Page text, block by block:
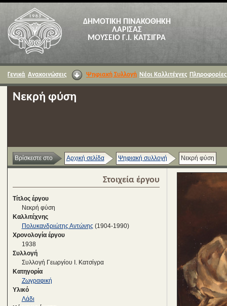
ΔΗΜΟΤΙΚΗ ΠΙΝΑΚΟΘΗΚΗ
ΛΑΡΙΣΑΣ
ΜΟΥΣΕΙΟ Γ.Ι. ΚΑΤΣΙΓΡΑ
Γενικά Ανακοινώσεις Ψηφιακή Συλλογή Νέοι Καλλιτέχνες Πληροφορίες
Νεκρή φύση
Βρίσκεστε στο Αρχική σελίδα Ψηφιακή συλλογή Νεκρή φύση
Στοιχεία έργου
Τίτλος έργου
Νεκρή φύση
Καλλιτέχνης
Πολυκανδριώτης Αντώνης (1904-1990)
Χρονολογία έργου
1938
Συλλογή
Συλλογή Γεωργίου Ι. Κατσίγρα
Κατηγορία
Ζωγραφική
Υλικό
Λάδι